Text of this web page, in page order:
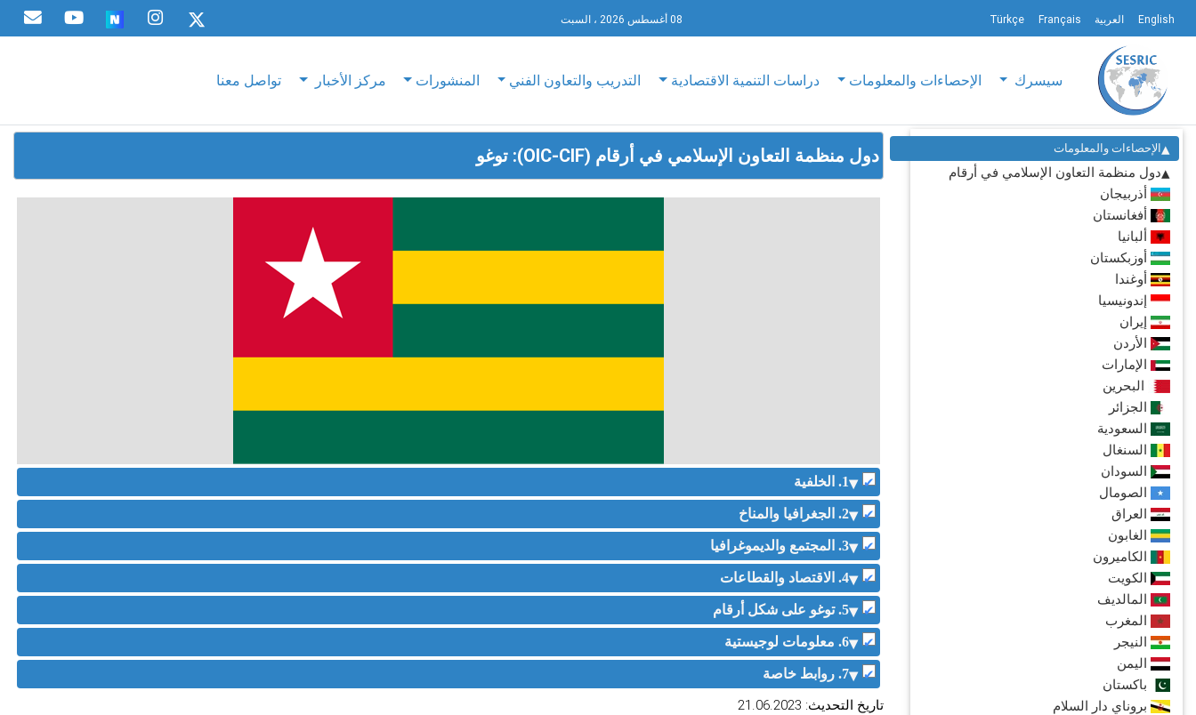
English العربية Français
Türkçe 08 أغسطس 2026 ، السبت
سيسرك الإحصاءات والمعلومات دراسات التنمية الاقتصادية التدريب والتعاون الفني المنشورات مركز الأخبار تواصل معنا
الإحصاءات والمعلومات
دول منظمة التعاون الإسلامي في أرقام
أذربيجان
أفغانستان
ألبانيا
أوزبكستان
أوغندا
إندونيسيا
إيران
الأردن
الإمارات
البحرين
الجزائر
السعودية
السنغال
السودان
الصومال
العراق
الغابون
الكاميرون
الكويت
المالديف
المغرب
النيجر
اليمن
باكستان
بروناي دار السلام
دول منظمة التعاون الإسلامي في أرقام (OIC-CIF): توغو
1. الخلفية
2. الجغرافيا والمناخ
3. المجتمع والديموغرافيا
4. الاقتصاد والقطاعات
5. توغو على شكل أرقام
6. معلومات لوجيستية
7. روابط خاصة
تاريخ التحديث: 21.06.2023